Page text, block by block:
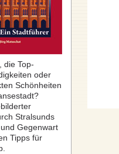
die Top-
oder
Schönheiten
Stralsunds
Gegenwart
Tipps für